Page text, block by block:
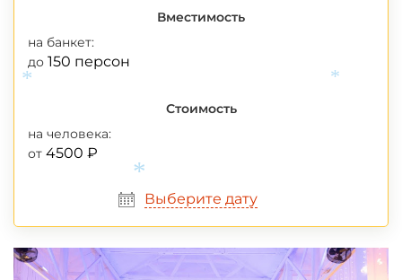
Вместимость
на банкет:
до 150 персон
Стоимость
на человека:
от 4500 ₽
Выберите дату
*